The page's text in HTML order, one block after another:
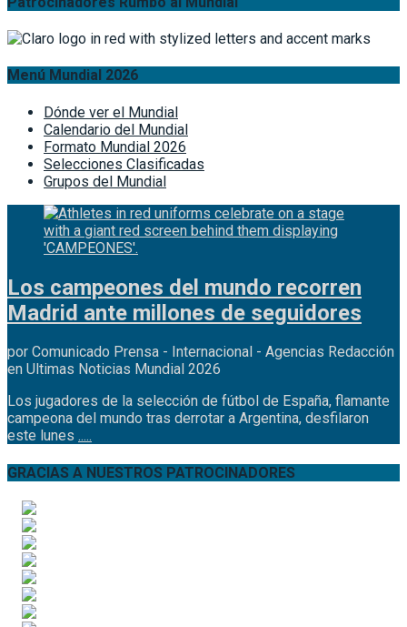
Menú Mundial 2026
Dónde ver el Mundial
Calendario del Mundial
Formato Mundial 2026
Selecciones Clasificadas
Grupos del Mundial
Los campeones del mundo recorren
Madrid ante millones de seguidores
por Comunicado Prensa - Internacional - Agencias Redacción
en Ultimas Noticias Mundial 2026
Los jugadores de la selección de fútbol de España, flamante
campeona del mundo tras derrotar a Argentina, desfilaron
este lunes .....
GRACIAS A NUESTROS PATROCINADORES